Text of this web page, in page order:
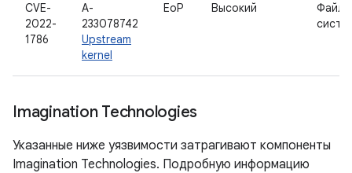
CVE-
2022-
1786
A-
233078742
Upstream
kernel
EoP Высокий
Imagination Technologies
Указанные ниже уязвимости затрагивают компоненты
Imagination Technologies. Подробную информацию